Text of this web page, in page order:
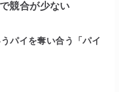
競合が少ない
パイを奪い合う「パイ